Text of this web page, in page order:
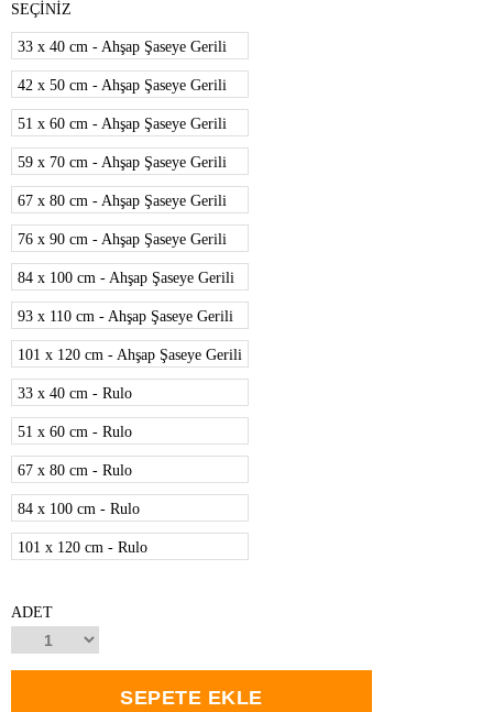
SEÇİNİZ
33 x 40 cm - Ahşap Şaseye Gerili
42 x 50 cm - Ahşap Şaseye Gerili
51 x 60 cm - Ahşap Şaseye Gerili
59 x 70 cm - Ahşap Şaseye Gerili
67 x 80 cm - Ahşap Şaseye Gerili
76 x 90 cm - Ahşap Şaseye Gerili
84 x 100 cm - Ahşap Şaseye Gerili
93 x 110 cm - Ahşap Şaseye Gerili
101 x 120 cm - Ahşap Şaseye Gerili
33 x 40 cm - Rulo
51 x 60 cm - Rulo
67 x 80 cm - Rulo
84 x 100 cm - Rulo
101 x 120 cm - Rulo
ADET